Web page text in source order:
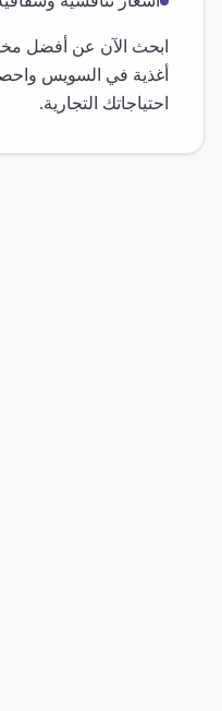
ابحث الآن عن
أغذية في السويس
احتياجاتك التجارية.